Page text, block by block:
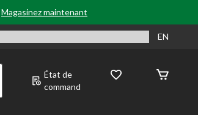
Magasinez maintenant
EN
État de
command